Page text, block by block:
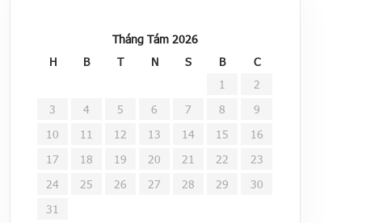
Tháng Tám 2026
H
B T N S B
C
1
2
3
4 5 6 7 8
9
10
11 12 13 14 15
16
17
18 19 20 21 22
23
24
25 26 27 28 29
30
31